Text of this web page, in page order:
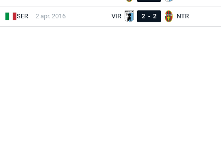
SER 2 apr. 2016 VIR 2 - 2 NTR